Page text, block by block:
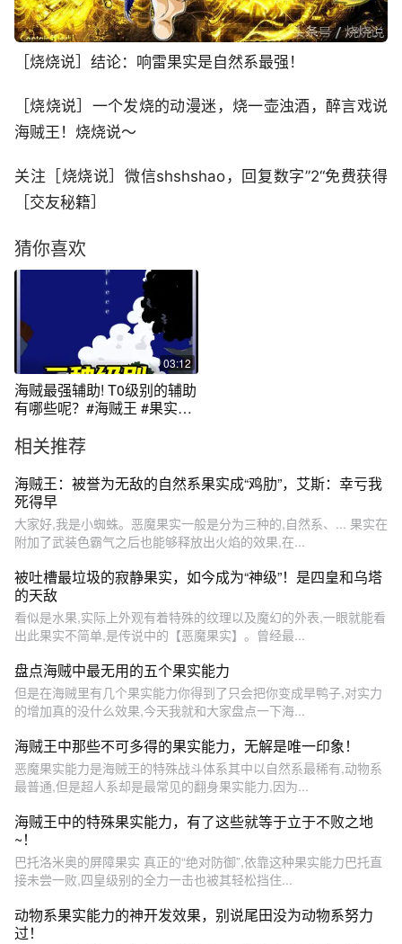
［烧烧说］结论：响雷果实是自然系最强！
［烧烧说］一个发烧的动漫迷，烧一壶浊酒，醉言戏说
海贼王！烧烧说～
关注［烧烧说］微信shshshao，回复数字”2“免费获得
［交友秘籍］
猜你喜欢
03:12
海贼最强辅助! T0级别的辅助
有哪些呢？#海贼王 #果实能
相关推荐
海贼王：被誉为无敌的自然系果实成“鸡肋”，艾斯：幸亏我
死得早
大家好,我是小蜘蛛。恶魔果实一般是分为三种的,自然系、... 果实在
附加了武装色霸气之后也能够释放出火焰的效果,在...
被吐槽最垃圾的寂静果实，如今成为“神级”！是四皇和乌塔
的天敌
看似是水果,实际上外观有着特殊的纹理以及魔幻的外表,一眼就能看
出此果实不简单,是传说中的【恶魔果实】。曾经最...
盘点海贼中最无用的五个果实能力
但是在海贼里有几个果实能力你得到了只会把你变成旱鸭子,对实力
的增加真的没什么效果,今天我就和大家盘点一下海...
海贼王中那些不可多得的果实能力，无解是唯一印象！
恶魔果实能力是海贼王的特殊战斗体系其中以自然系最稀有,动物系
最普通,但是超人系却是最常见的翻身果实能力,因为...
海贼王中的特殊果实能力，有了这些就等于立于不败之地
~！
巴托洛米奥的屏障果实 真正的“绝对防御”,依靠这种果实能力巴托直
接未尝一败,四皇级别的全力一击也被其轻松挡住...
动物系果实能力的神开发效果，别说尾田没为动物系努力
过！